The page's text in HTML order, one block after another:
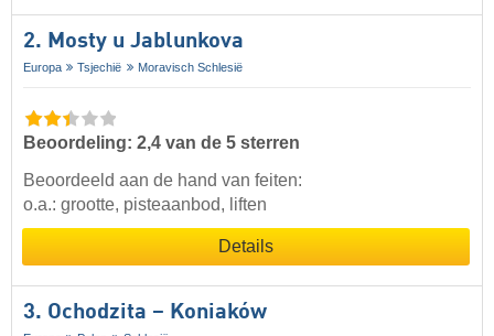
2. Mosty u Jablunkova
Europa Tsjechië Moravisch Schlesië
Beoordeling: 2,4 van de 5 sterren
Beoordeeld aan de hand van feiten:
o.a.: grootte, pisteaanbod, liften
Details
3. Ochodzita – Koniaków